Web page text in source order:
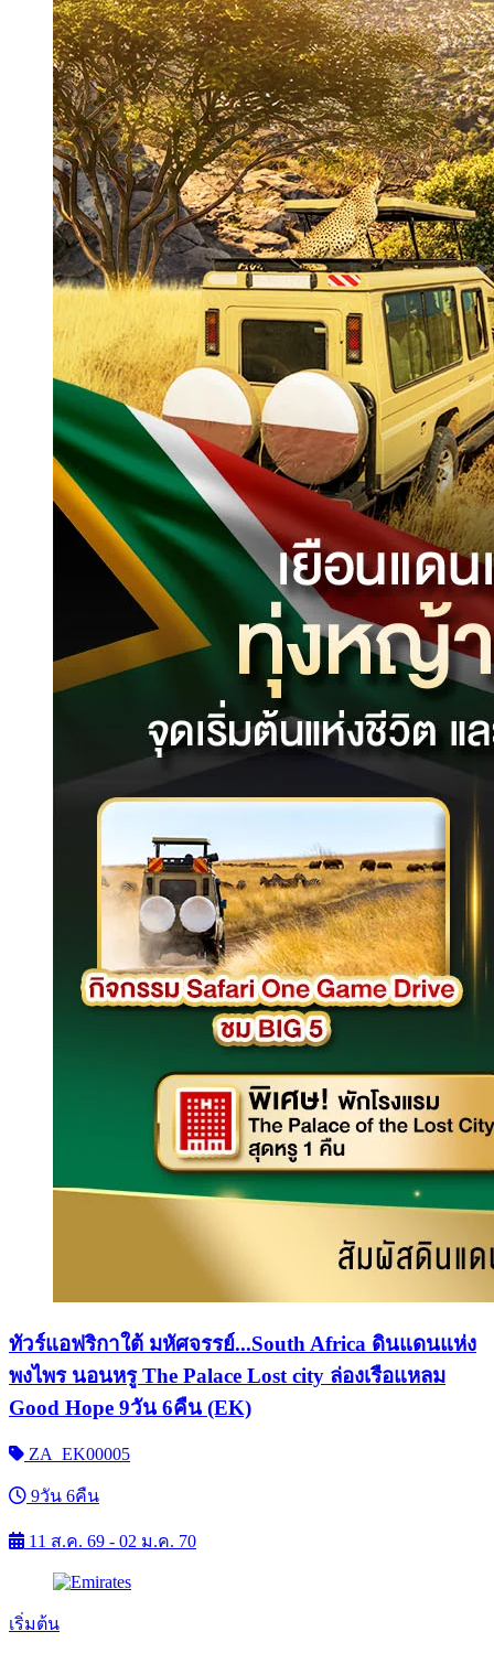
ทัวร์แอฟริกาใต้ มหัศจรรย์...South Africa ดินแดนแห่ง
พงไพร นอนหรู The Palace Lost city ล่องเรือแหลม
Good Hope 9วัน 6คืน (EK)
ZA_EK00005
9วัน 6คืน
11 ส.ค. 69 - 02 ม.ค. 70
เริ่มต้น